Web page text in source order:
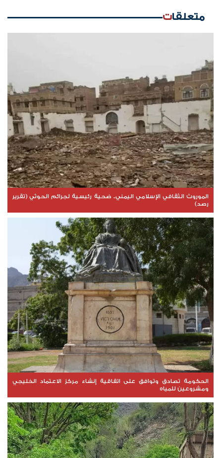
متعلقات
الموروث الثقافي الإسلامي اليمني.. ضحية رئيسية لجرائم الحوثي (تقرير
رصد)
الحكومة تصادق وتوافق على اتفاقية إنشاء مركز الاعتماد الخليجي
ومشروعين للمياه